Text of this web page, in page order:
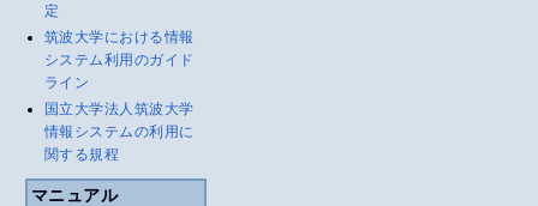
定
筑波大学における情報
システム利用のガイド
ライン
国立大学法人筑波大学
情報システムの利用に
関する規程
マニュアル